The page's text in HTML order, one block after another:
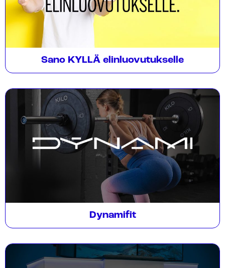
Sano KYLLÄ elinluovutukselle
Dynamifit